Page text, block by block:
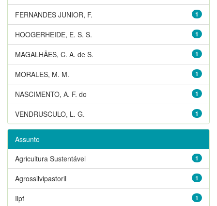
1
FERNANDES JUNIOR, F.
1
HOOGERHEIDE, E. S. S.
1
MAGALHÃES, C. A. de S.
1
MORALES, M. M.
1
NASCIMENTO, A. F. do
1
VENDRUSCULO, L. G.
Assunto
1
Agricultura Sustentável
1
Agrossilvipastoril
1
Ilpf